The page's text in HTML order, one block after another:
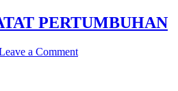
PERTUMBUHAN
a Comment